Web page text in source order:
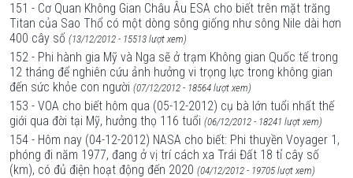
151 - Cơ Quan Không Gian Châu Âu ESA cho biết trên mặt trăng
Titan của Sao Thổ có một dòng sông giống như sông Nile dài hơn
400 cây số (13/12/2012 - 15513 lượt xem)
152 - Phi hành gia Mỹ và Nga sẽ ở trạm Không gian Quốc tế trong
12 tháng để nghiên cứu ảnh hưởng vi trọng lực trong không gian
đến sức khỏe con người (07/12/2012 - 18564 lượt xem)
153 - VOA cho biết hôm qua (05-12-2012) cụ bà lớn tuổi nhất thế
giới qua đời tại Mỹ, hưởng thọ 116 tuổi (06/12/2012 - 18241 lượt xem)
154 - Hôm nay (04-12-2012) NASA cho biết: Phi thuyền Voyager 1,
phóng đi năm 1977, đang ở vị trí cách xa Trái Đất 18 tỉ cây số
(km), có đủ điện hoạt động đến 2020 (04/12/2012 - 19705 lượt xem)